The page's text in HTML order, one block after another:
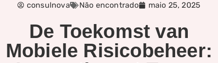
consulnova Não encontrado maio 25, 2025
De Toekomst van
Mobiele Risicobeheer: